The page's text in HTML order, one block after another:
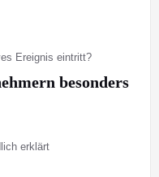
Ereignis eintritt?
besonders
erklärt